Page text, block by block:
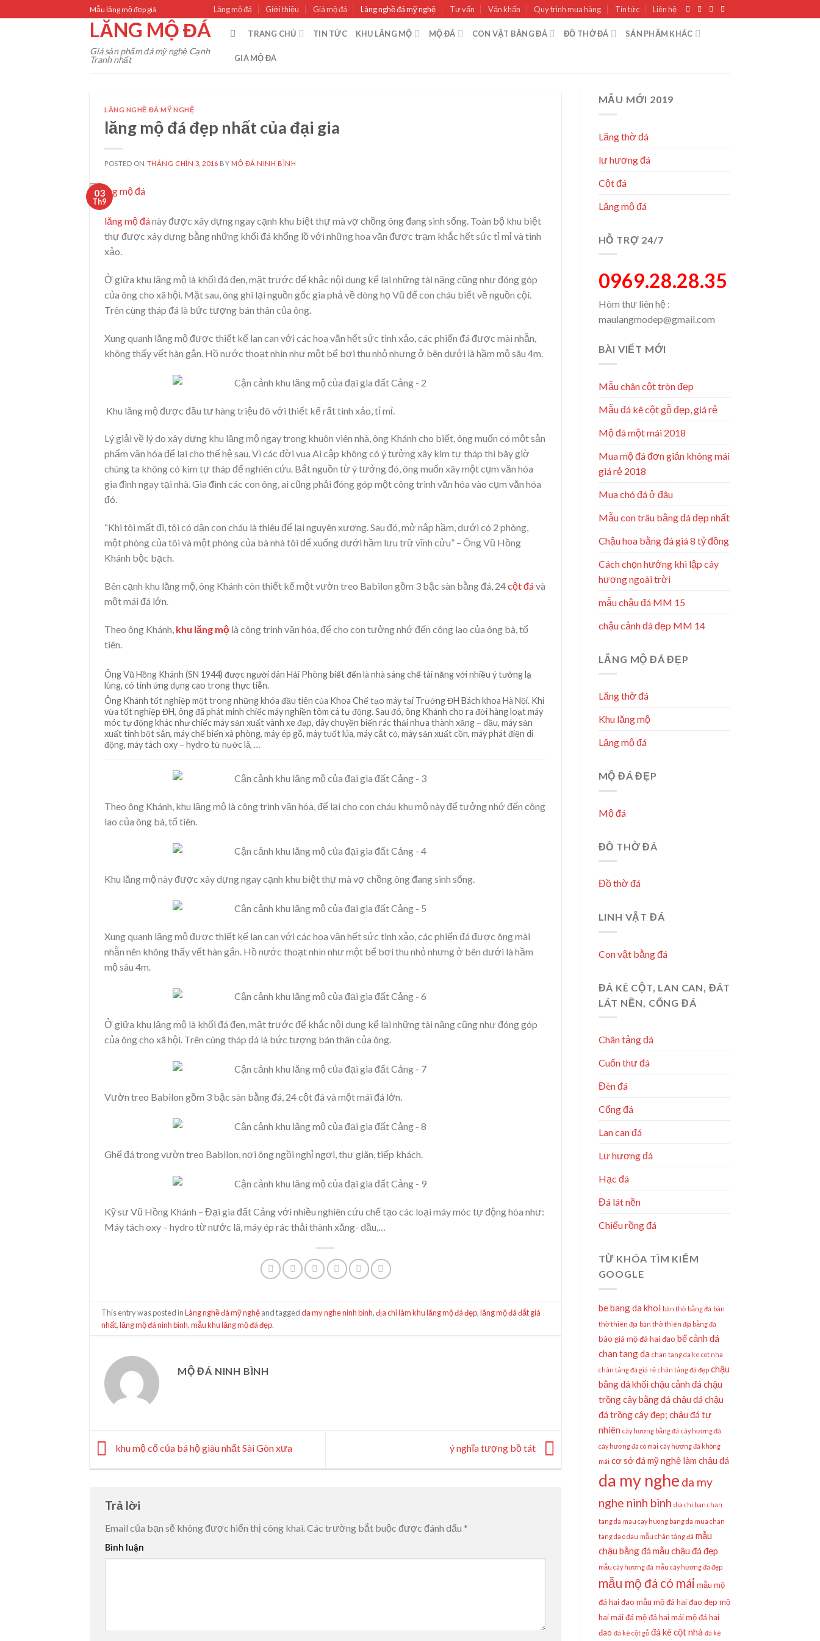
Mẫu lăng mộ đẹp giá Lăng mộ đá Giới thiệu Giá mộ đá Làng nghề đá mỹ nghệ Tư vấn Văn khấn Quy trình mua hàng Tin tức Liên hệ
LĂNG MỘ ĐÁ
Giá sản phẩm đá mỹ nghệ Cạnh
Tranh nhất
TRANG CHỦ TIN TỨC KHU LĂNG MỘ MỘ ĐÁ CON VẬT BẰNG ĐÁ ĐỒ THỜ ĐÁ SẢN PHẨM KHÁC
GIÁ MỘ ĐÁ
LÀNG NGHỀ ĐÁ MỸ NGHỆ
lăng mộ đá đẹp nhất của đại gia
POSTED ON THÁNG CHÍN 3, 2016 BY MỘ ĐÁ NINH BÌNH
03
Th9
lăng mộ đánày được xây dựng ngay cạnh khu biệt thự mà vợ chồng ông đang sinh sống. Toàn bộ khu biệt
thự được xây dựng bằng những khối đá khổng lồ với những hoa văn được trạm khắc hết sức tỉ mỉ và tinh
xảo.
Ở giữa khu lăng mộ là khối đá đen, mặt trước để khắc nội dung kể lại những tài năng cũng như đóng góp
của ông cho xã hội. Mặt sau, ông ghi lại nguồn gốc gia phả về dòng họ Vũ để con cháu biết về nguồn cội.
Trên cùng tháp đá là bức tượng bán thân của ông.
Xung quanh lăng mộ được thiết kế lan can với các hoa văn hết sức tinh xảo, các phiến đá được mài nhẵn,
không thấy vết hàn gắn. Hồ nước thoạt nhìn như một bể bơi thu nhỏ nhưng ở bên dưới là hầm mộ sâu 4m.
Khu lăng mộ được đầu tư hàng triệu đô với thiết kế rất tinh xảo, tỉ mỉ.
Lý giải về lý do xây dựng khu lăng mộ ngay trong khuôn viên nhà, ông Khánh cho biết, ông muốn có một sản
phẩm văn hóa để lại cho thế hệ sau. Vì các đời vua Ai cập không có ý tưởng xây kim tự tháp thì bây giờ
chúng ta không có kim tự tháp để nghiên cứu. Bắt nguồn từ ý tưởng đó, ông muốn xây một cụm văn hóa
gia đình ngay tại nhà. Gia đình các con ông, ai cũng phải đóng góp một công trình văn hóa vào cụm văn hóa
đó.
“Khi tôi mất đi, tôi có dặn con cháu là thiêu để lại nguyên xương. Sau đó, mở nắp hầm, dưới có 2 phòng,
một phòng của tôi và một phòng của bà nhà tôi để xuống dưới hầm lưu trữ vĩnh cửu” – Ông Vũ Hồng
Khánh bộc bạch.
Bên cạnh khu lăng mộ, ông Khánh còn thiết kế một vườn treo Babilon gồm 3 bậc sàn bằng đá, 24cột đávà
một mái đá lớn.
Theo ông Khánh, khu lăng mộ là công trình văn hóa, để cho con tưởng nhớ đến công lao của ông bà, tổ
tiên.
Ông Vũ Hồng Khánh (SN 1944) được người dân Hải Phòng biết đến là nhà sáng chế tài năng với nhiều ý tưởng lạ
lùng, có tính ứng dụng cao trong thực tiễn.
Ông Khánh tốt nghiệp một trong những khóa đầu tiên của Khoa Chế tạo máy tại Trường ĐH Bách khoa Hà Nội. Khi
vừa tốt nghiệp ĐH, ông đã phát minh chiếc máy nghiền tôm cá tự động. Sau đó, ông Khánh cho ra đời hàng loạt máy
móc tự động khác như chiếc máy sản xuất vành xe đạp, dây chuyền biến rác thải nhựa thành xăng – dầu, máy sản
xuất tinh bột sắn, máy chế biến xà phòng, máy ép gỗ, máy tuốt lúa, máy cắt cỏ, máy sản xuất cồn, máy phát điện di
động, máy tách oxy – hydro từ nước lã, …
Theo ông Khánh, khu lăng mộ là công trình văn hóa, để lại cho con cháu khu mộ này để tưởng nhớ đến công
lao của ông bà, tổ tiên.
Khu lăng mộ này được xây dựng ngay cạnh khu biệt thự mà vợ chồng ông đang sinh sống.
Xung quanh lăng mộ được thiết kế lan can với các hoa văn hết sức tinh xảo, các phiến đá được ông mài
nhẵn nên không thấy vết hàn gắn. Hồ nước thoạt nhìn như một bể bơi thu nhỏ nhưng ở bên dưới là hầm
mộ sâu 4m.
Ở giữa khu lăng mộ là khối đá đen, mặt trước để khắc nội dung kể lại những tài năng cũng như đóng góp
của ông cho xã hội. Trên cùng tháp đá là bức tượng bán thân của ông.
Vườn treo Babilon gồm 3 bậc sàn bằng đá, 24 cột đá và một mái đá lớn.
Ghế đá trong vườn treo Babilon, nơi ông ngồi nghỉ ngơi, thư giãn, tiếp khách.
Kỹ sư Vũ Hồng Khánh – Đại gia đất Cảng với nhiều nghiên cứu chế tạo các loại máy móc tự động hóa như:
Máy tách oxy – hydro từ nước lã, máy ép rác thải thành xăng- dầu,…
This entry was posted inLàng nghề đá mỹ nghệand taggedda my nghe ninh binh,địa chỉ làm khu lăng mộ đá đẹp,lăng mộ đá đắt giá
nhất,lăng mộ đá ninh bình,mẫu khu lăng mộ đá đẹp.
MỘ ĐÁ NINH BÌNH
khu mộ cổ của bá hộ giàu nhất Sài Gòn xưa ý nghĩa tượng bồ tát
Trả lời
Email của bạn sẽ không được hiển thị công khai.Các trường bắt buộc được đánh dấu *
Bình luận
MẪU MỚI 2019
Lăng thờ đá
lư hương đá
Cột đá
Lăng mộ đá
HỖ TRỢ 24/7
0969.28.28.35
Hòm thư liên hệ :
maulangmodep@gmail.com
BÀI VIẾT MỚI
Mẫu chân cột tròn đẹp
Mẫu đá kê cột gỗ đẹp, giá rẻ
Mộ đá một mái 2018
Mua mộ đá đơn giản không mái
giá rẻ 2018
Mua chó đá ở đâu
Mẫu con trâu bằng đá đẹp nhất
Chậu hoa bằng đá giá 8 tỷ đồng
Cách chọn hướng khi lập cây
hương ngoài trời
mẫu chậu đá MM 15
chậu cảnh đá đẹp MM 14
LĂNG MỘ ĐÁ ĐẸP
Lăng thờ đá
Khu lăng mộ
Lăng mộ đá
MỘ ĐÁ ĐẸP
Mộ đá
ĐỒ THỜ ĐÁ
Đồ thờ đá
LINH VẬT ĐÁ
Con vật bằng đá
ĐÁ KÊ CỘT, LAN CAN, ĐÁT
LÁT NỀN, CỔNG ĐÁ
Chân tảng đá
Cuốn thư đá
Đèn đá
Cổng đá
Lan can đá
Lư hương đá
Hạc đá
Đá lát nền
Chiếu rồng đá
TỪ KHÓA TÌM KIẾM
GOOGLE
be bang da khoi bàn thờ bằng đá bàn
thờ thiên địa bàn thờ thiên địa bằng đá
báo giá mộ đá hai đao bể cảnh đá
chan tang da chan tang da ke cot nha
chân tảng đá giá rẻ chân tảng đá đẹp chậu
bằng đá khối chậu cảnh đá chậu
trồng cây bằng đá chậu đá chậu
đá trồng cây đẹp; chậu đá tự
nhiên cây hương bằng đá cây hương đá
cây hương đá có mái cây hương đá không
mái cơ sở đá mỹ nghệ làm chậu đá
da my nghe da my
nghe ninh binh dia chi ban chan
tang da mau cay huong bang da mua chan
tang da o dau mẫu chân tảng đá mẫu
chậu bằng đá mẫu chậu đá đẹp
mẫu cây hương đá mẫu cây hương đá đẹp
mẫu mộ đá có mái mẫu mộ
đá hai đao mẫu mộ đá hai đao đẹp mộ
hai mái đá mộ đá hai mái mộ đá hai
đao đá kê cột gỗ đá kê cột nhà đá kê